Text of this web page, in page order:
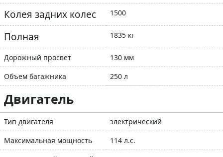
Колея задних колес 1500
Полная 1835 кг
Дорожный просвет
130 мм
Объем багажника
250 л
Двигатель
Тип двигателя
электрический
Максимальная мощность
114 л.с.